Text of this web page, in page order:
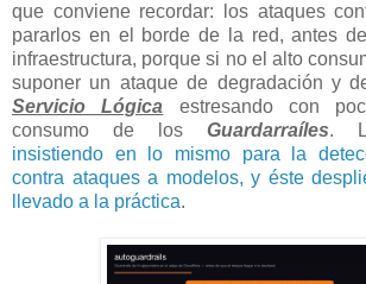
que conviene recordar: los ataques
pararlos en el borde de la red, antes
infraestructura, porque si no el alto
suponer un ataque de degradación y
Servicio Lógica estresando con
consumo de los Guardarraíles. L
insistiendo en lo mismo para la
contra ataques a modelos, y éste
llevado a la práctica.